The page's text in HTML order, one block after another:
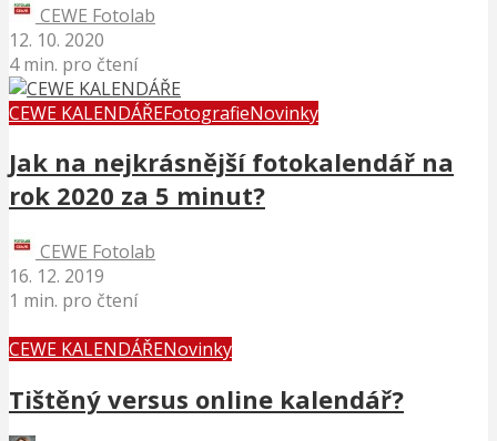
CEWE Fotolab
12. 10. 2020
4 min. pro čtení
CEWE KALENDÁŘEFotografieNovinky
Jak na nejkrásnější fotokalendář na
rok 2020 za 5 minut?
CEWE Fotolab
16. 12. 2019
1 min. pro čtení
CEWE KALENDÁŘENovinky
Tištěný versus online kalendář?